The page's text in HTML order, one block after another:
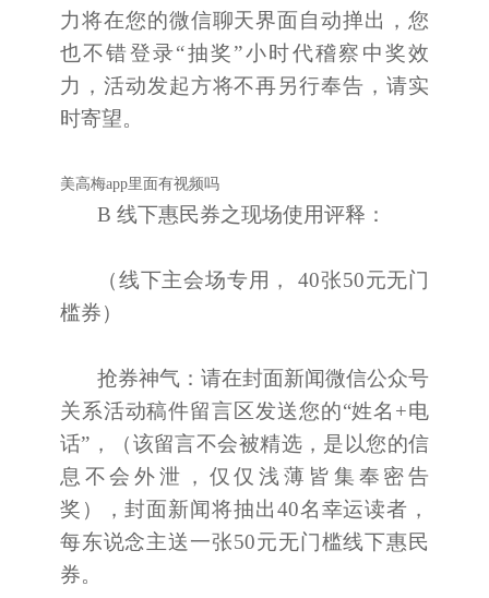
力将在您的微信聊天界面自动掸出，您
也不错登录“抽奖”小时代稽察中奖效
力，活动发起方将不再另行奉告，请实
时寄望。
美高梅app里面有视频吗
B 线下惠民券之现场使用评释：
（线下主会场专用， 40张50元无门
槛券）
抢券神气：请在封面新闻微信公众号
关系活动稿件留言区发送您的“姓名+电
话”，（该留言不会被精选，是以您的信
息不会外泄，仅仅浅薄皆集奉密告
奖），封面新闻将抽出40名幸运读者，
每东说念主送一张50元无门槛线下惠民
券。